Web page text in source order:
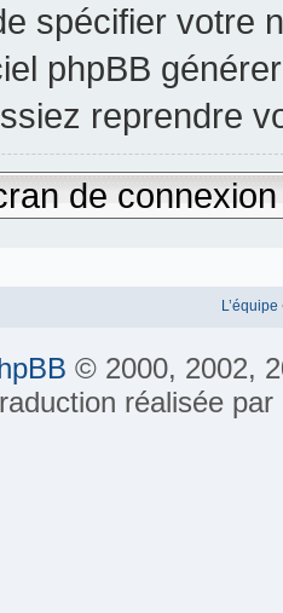
spécifier votre
phpBB
reprendre
de connexion
L’équipe
© 2000, 2002,
réalisée par